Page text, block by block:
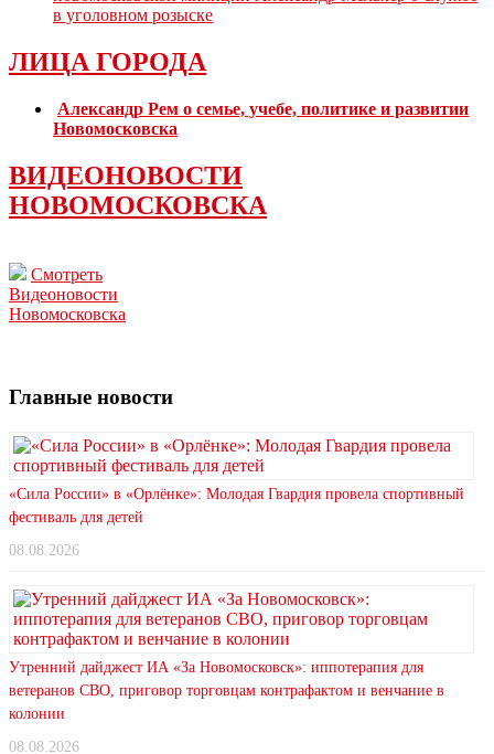
в уголовном розыске
ЛИЦА ГОРОДА
Александр Рем о семье, учебе, политике и развитии
Новомосковска
ВИДЕОНОВОСТИ
НОВОМОСКОВСКА
Смотреть
Видеоновости
Новомосковска
Главные новости
«Сила России» в «Орлёнке»: Молодая Гвардия провела спортивный
фестиваль для детей
08.08.2026
Утренний дайджест ИА «За Новомосковск»: иппотерапия для
ветеранов СВО, приговор торговцам контрафактом и венчание в
колонии
08.08.2026